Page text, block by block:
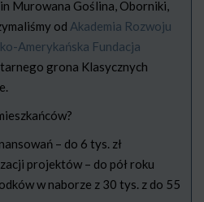
Murowana Goślina, Oborniki,
od Akademia Rozwoju
Amerykańska Fundacja
grona Klasycznych
– do 6 tys. zł
projektów – do pół roku
w naborze z 30 tys. z do 55